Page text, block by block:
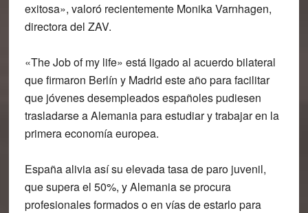
exitosa», valoró recientemente Monika Varnhagen,
directora del ZAV.
«The Job of my life» está ligado al acuerdo bilateral
que firmaron Berlín y Madrid este año para facilitar
que jóvenes desempleados españoles pudiesen
trasladarse a Alemania para estudiar y trabajar en la
primera economía europea.
España alivia así su elevada tasa de paro juvenil,
que supera el 50%, y Alemania se procura
profesionales formados o en vías de estarlo para